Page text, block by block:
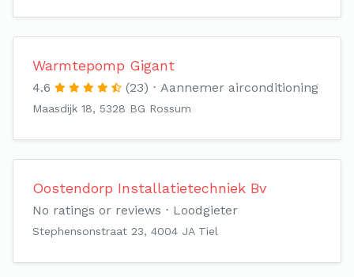
Warmtepomp Gigant
4.6 (23) Aannemer airconditioning
Maasdijk 18, 5328 BG Rossum
Oostendorp Installatietechniek Bv
No ratings or reviews Loodgieter
Stephensonstraat 23, 4004 JA Tiel